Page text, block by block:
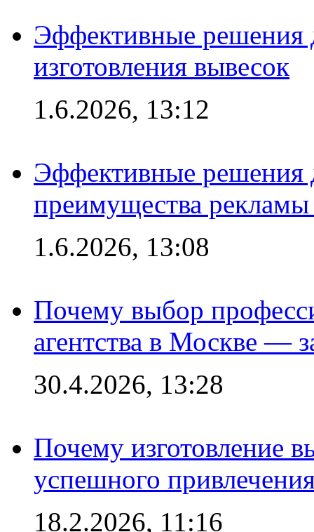
Эффективные решения
изготовления вывесок
1.6.2026, 13:12
Эффективные решения
преимущества рекламы
1.6.2026, 13:08
Почему выбор
агентства в Москве —
30.4.2026, 13:28
Почему изготовление
успешного
18.2.2026, 11:16